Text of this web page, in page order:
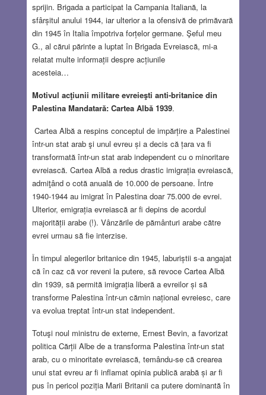
sprijin. Brigada a participat la Campania Italiană, la
sfârșitul anului 1944, iar ulterior a la ofensivă de primăvară
din 1945 în Italia împotriva forțelor germane. Şeful meu
G., al cărui părinte a luptat în Brigada Evreiască, mi-a
relatat multe informații despre acțiunile
acesteia…
Motivul acţiunii militare evreieşti anti-britanice din
Palestina Mandatară: Cartea Albă 1939.
Cartea Albă a respins conceptul de impărțire a Palestinei
într-un stat arab şi unul evreu și a decis că țara va fi
transformată într-un stat arab independent cu o minoritare
evreiască. Cartea Albă a redus drastic imigrația evreiască,
admiţând o cotă anuală de 10.000 de persoane. Între
1940-1944 au imigrat în Palestina doar 75.000 de evrei.
Ulterior, emigrația evreiască ar fi depins de acordul
majorității arabe (!). Vânzările de pământuri arabe către
evrei urmau să fie interzise.
În timpul alegerilor britanice din 1945, laburiștii s-a angajat
că în caz că vor reveni la putere, să revoce Cartea Albă
din 1939, să permită imigrația liberă a evreilor și să
transforme Palestina într-un cămin național evreiesc, care
va evolua treptat într-un stat independent.
Totuşi noul ministru de externe, Ernest Bevin, a favorizat
politica Cărții Albe de a transforma Palestina într-un stat
arab, cu o minoritate evreiască, temându-se că crearea
unui stat evreu ar fi inflamat opinia publică arabă și ar fi
pus în pericol poziția Marii Britanii ca putere dominantă în